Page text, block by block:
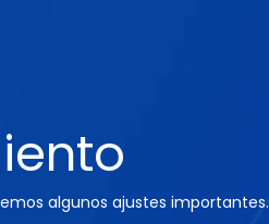
algunos ajustes importantes.